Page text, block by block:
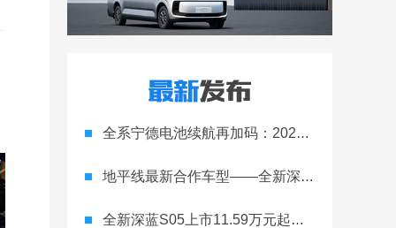
全系宁德电池续航再加码：2027款埃安RT上市，9.98万元起
地平线最新合作车型——全新深蓝S05正式上市！
全新深蓝S05上市11.59万元起，全球时尚激光智能SUV全面进阶